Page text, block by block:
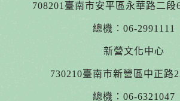
708201臺南市安平區永華路二段
總機︰06-2991111
新營文化中心
730210臺南市新營區中正路
總機：06-6321047